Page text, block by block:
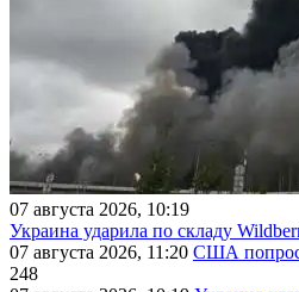
07 августа 2026, 10:19
Украина ударила по складу
07 августа 2026, 11:20 США
248